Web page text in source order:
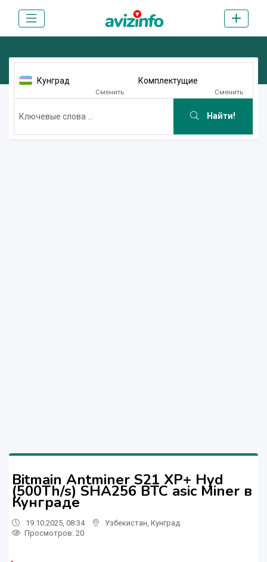
Кунград
Сменить
Комплектущие
Сменить
Найти!
Bitmain Antminer S21 XP+ Hyd
(500Th/s) SHA256 BTC asic Miner в
Кунграде
19.10.2025, 08:34 Узбекистан Кунград
Просмотров: 20